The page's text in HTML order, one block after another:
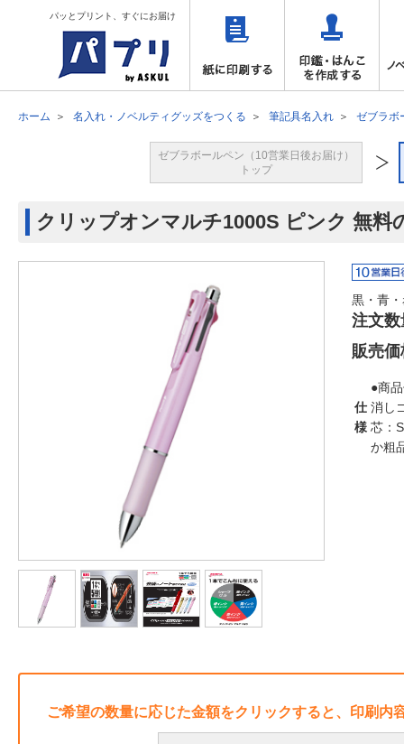
パッとプリント、すぐにお届け
ホーム 名入れ・ノベルティグッズをつくる 筆記具名入れ ゼブラボ
ゼブラボールペン（10営業日後お届け）
トップ
クリップオンマルチ1000S ピンク 無料
黒・青
注文数
販売価
仕
様
●商
消し
芯：
か粗
ご希望の数量に応じた金額をクリックすると、印刷内